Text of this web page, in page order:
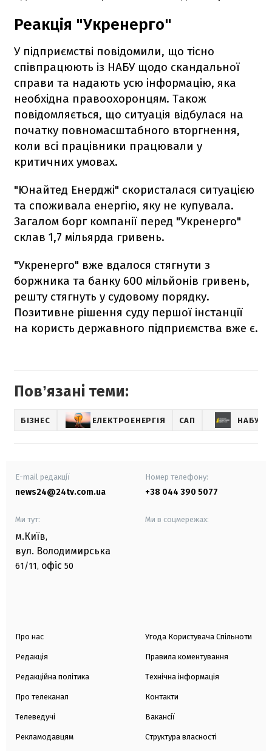
Реакція "Укренерго"
У підприємстві повідомили, що тісно
співпрацюють із НАБУ щодо скандальної
справи та надають усю інформацію, яка
необхідна правоохоронцям. Також
повідомляється, що ситуація відбулася на
початку повномасштабного вторгнення,
коли всі працівники працювали у
критичних умовах.
"Юнайтед Енерджі" скористалася ситуацією
та споживала енергію, яку не купувала.
Загалом борг компанії перед "Укренерго"
склав 1,7 мільярда гривень.
"Укренерго" вже вдалося стягнути з
боржника та банку 600 мільйонів гривень,
решту стягнуть у судовому порядку.
Позитивне рішення суду першої інстанції
на користь державного підприємства вже є.
Повʼязані теми:
БІЗНЕС ЕЛЕКТРОЕНЕРГІЯ САП НАБУ
E-mail редакції
news24@24tv.com.ua
Номер телефону:
+38 044 390 5077
Ми тут:
м.Київ,
вул. Володимирська
61/11, офіс 50
Ми в соцмережах:
Про нас
Редакція
Редакційна політика
Про телеканал
Телеведучі
Рекламодавцям
Угода Користувача Спільноти
Правила коментування
Технічна інформація
Контакти
Вакансії
Структура власності